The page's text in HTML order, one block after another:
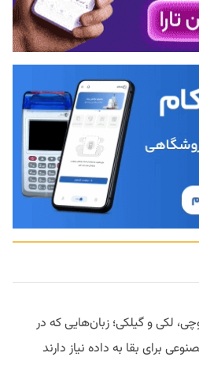
لکی و گیلکی؛ زبان‌هایی که در
برای بقا به داده نیاز دارند